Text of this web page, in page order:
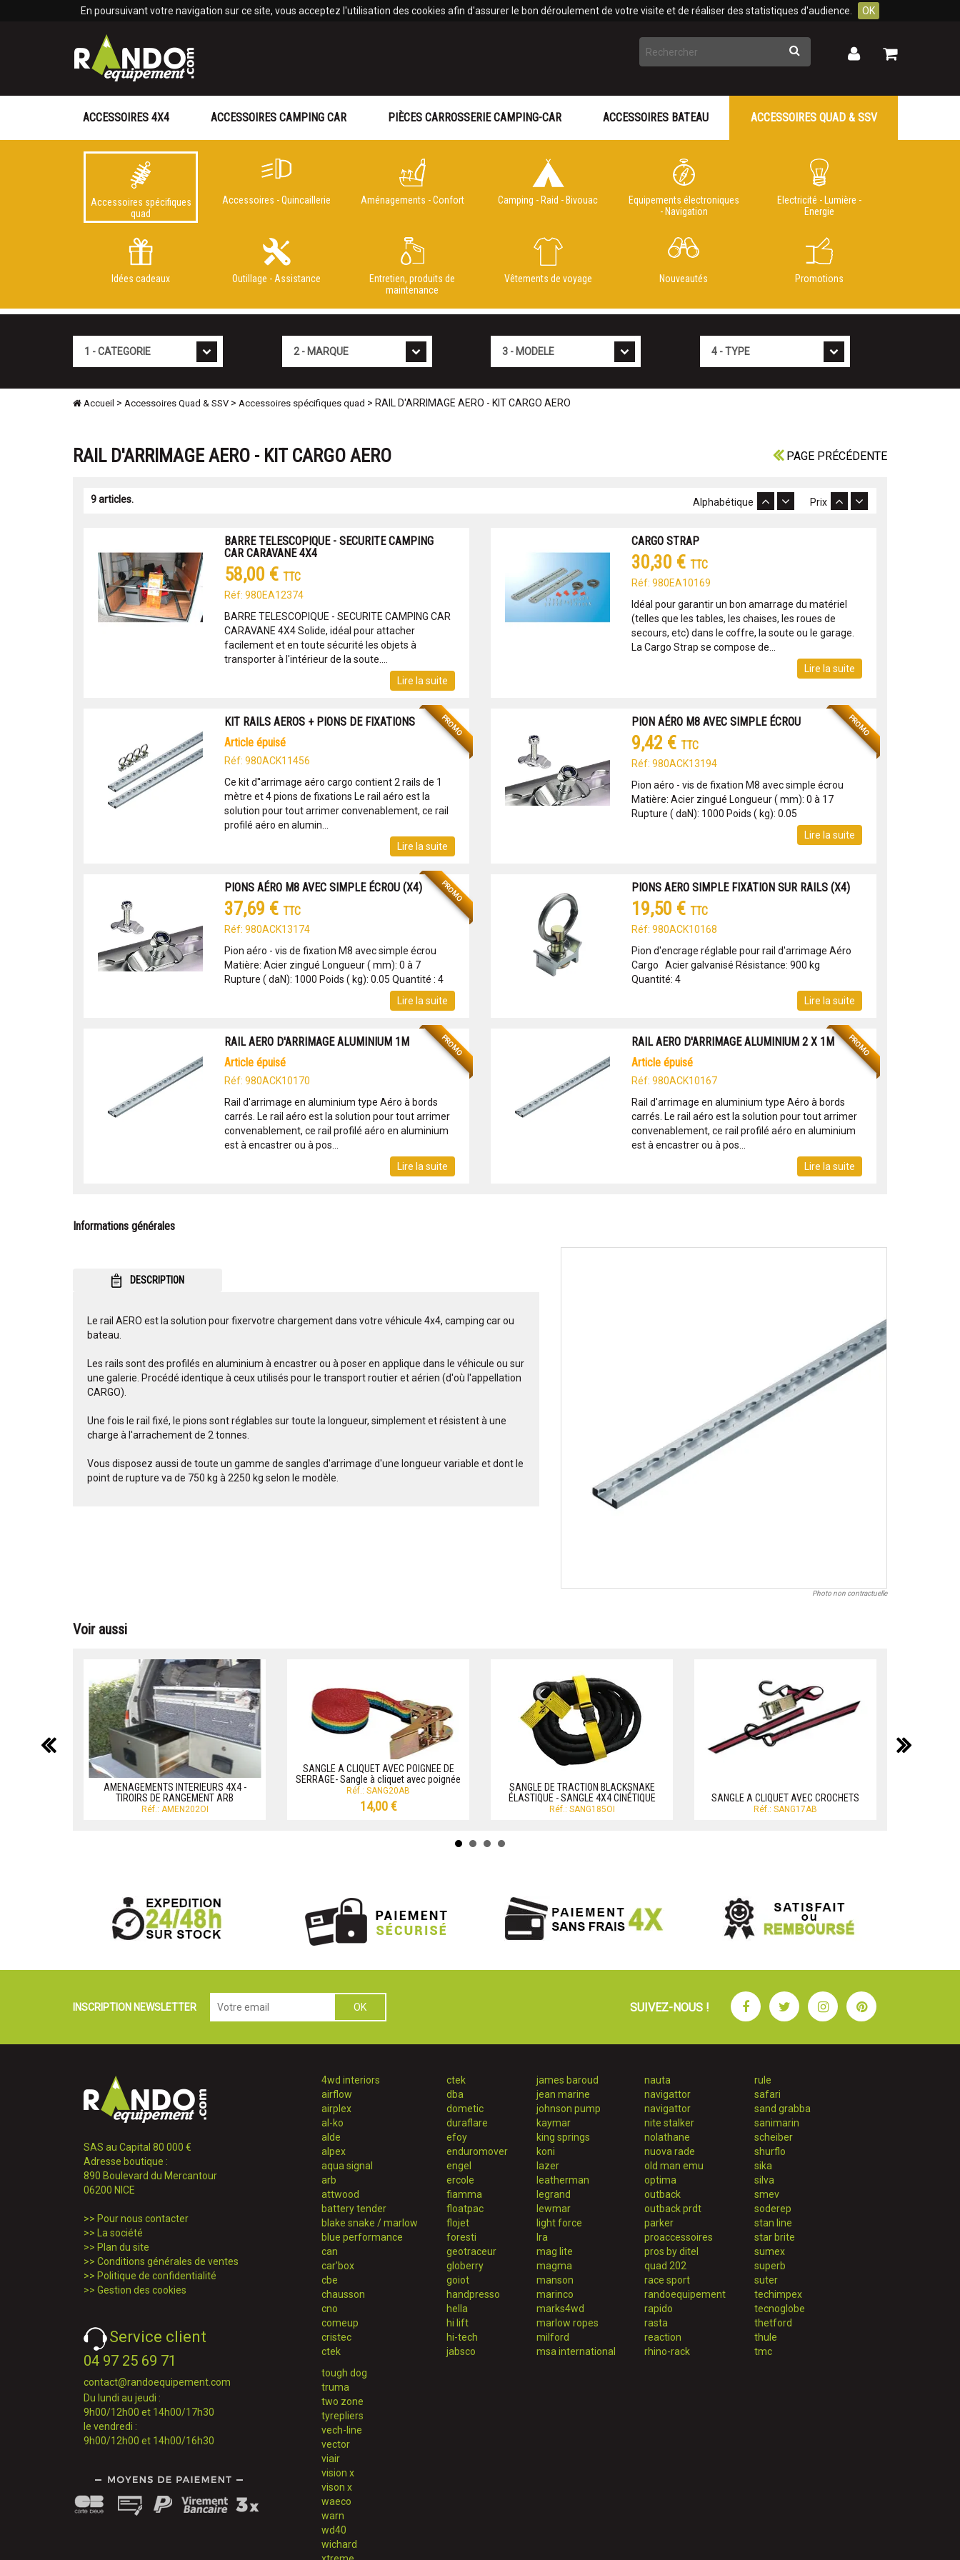
En poursuivant votre navigation sur ce site, vous acceptez l'utilisation des cookies afin d'assurer le bon déroulement de votre visite et de réaliser des statistiques d'audience. OK
Rechercher Mon
Mon
ACCESSOIRES 4X4 ACCESSOIRES CAMPING CAR PIÈCES CARROSSERIE CAMPING-CAR ACCESSOIRES BATEAU ACCESSOIRES QUAD & SSV
Accessoires spécifiques
quad
Accessoires - Quincaillerie Aménagements - Confort Camping - Raid - Bivouac
Equipements électroniques
- Navigation
Electricité - Lumière -
Energie
Idées cadeaux Outillage - Assistance
Entretien, produits de
maintenance
Vêtements de voyage Nouveautés Promotions
Accueil > Accessoires Quad & SSV > Accessoires spécifiques quad > RAIL D'ARRIMAGE AERO - KIT CARGO AERO
PAGE PRÉCÉDENTE
RAIL D'ARRIMAGE AERO - KIT CARGO AERO
9 articles. Prix
Alphabétique
BARRE TELESCOPIQUE - SECURITE CAMPING
CAR CARAVANE 4X4
58,00 € TTC
Réf: 980EA12374
BARRE TELESCOPIQUE - SECURITE CAMPING CAR
CARAVANE 4X4 Solide, idéal pour attacher
facilement et en toute sécurité les objets à
transporter à l'intérieur de la soute....
Lire la suite
CARGO STRAP
30,30 € TTC
Réf: 980EA10169
Idéal pour garantir un bon amarrage du matériel
(telles que les tables, les chaises, les roues de
secours, etc) dans le coffre, la soute ou le garage.
La Cargo Strap se compose de...
Lire la suite
PROMO
KIT RAILS AEROS + PIONS DE FIXATIONS
article épuisé
Réf: 980ACK11456
Ce kit d''arrimage aéro cargo contient 2 rails de 1
mètre et 4 pions de fixations Le rail aéro est la
solution pour tout arrimer convenablement, ce rail
profilé aéro en alumin...
Lire la suite
PROMO
PION AÉRO M8 AVEC SIMPLE ÉCROU
9,42 € TTC
Réf: 980ACK13194
Pion aéro - vis de fixation M8 avec simple écrou
Matière: Acier zingué Longueur ( mm): 0 à 17
Rupture ( daN): 1000 Poids ( kg): 0.05
Lire la suite
PROMO
PIONS AÉRO M8 AVEC SIMPLE ÉCROU (X4)
37,69 € TTC
Réf: 980ACK13174
Pion aéro - vis de fixation M8 avec simple écrou
Matière: Acier zingué Longueur ( mm): 0 à 7
Rupture ( daN): 1000 Poids ( kg): 0.05 Quantité : 4
Lire la suite
PIONS AERO SIMPLE FIXATION SUR RAILS (X4)
19,50 € TTC
Réf: 980ACK10168
Pion d'encrage réglable pour rail d'arrimage Aéro
Cargo Acier galvanisé Résistance: 900 kg
Quantité: 4
Lire la suite
PROMO
RAIL AERO D'ARRIMAGE ALUMINIUM 1M
article épuisé
Réf: 980ACK10170
Rail d'arrimage en aluminium type Aéro à bords
carrés. Le rail aéro est la solution pour tout arrimer
convenablement, ce rail profilé aéro en aluminium
est à encastrer ou à pos...
Lire la suite
PROMO
RAIL AERO D'ARRIMAGE ALUMINIUM 2 X 1M
article épuisé
Réf: 980ACK10167
Rail d'arrimage en aluminium type Aéro à bords
carrés. Le rail aéro est la solution pour tout arrimer
convenablement, ce rail profilé aéro en aluminium
est à encastrer ou à pos...
Lire la suite
Informations générales
DESCRIPTION
Le rail AERO est la solution pour fixervotre chargement dans votre véhicule 4x4, camping car ou
bateau.
Les rails sont des profilés en aluminium à encastrer ou à poser en applique dans le véhicule ou sur
une galerie. Procédé identique à ceux utilisés pour le transport routier et aérien (d'où l'appellation
CARGO).
Une fois le rail fixé, le pions sont réglables sur toute la longueur, simplement et résistent à une
charge à l'arrachement de 2 tonnes.
Vous disposez aussi de toute un gamme de sangles d'arrimage d'une longueur variable et dont le
point de rupture va de 750 kg à 2250 kg selon le modèle.
Photo non contractuelle
Voir aussi
AMENAGEMENTS INTERIEURS 4X4 -
TIROIRS DE RANGEMENT ARB
Réf.: AMEN202OI
SANGLE A CLIQUET AVEC POIGNEE DE
SERRAGE- Sangle à cliquet avec poignée
Réf.: SANG20AB
14,00 €
SANGLE DE TRACTION BLACKSNAKE
ÉLASTIQUE - SANGLE 4X4 CINÉTIQUE
Réf.: SANG185OI
SANGLE A CLIQUET AVEC CROCHETS
Réf.: SANG17AB
précédent
INSCRIPTION NEWSLETTER SUIVEZ-NOUS ! FacebookTwitterInstagramPinterest
SAS au Capital 80 000 €
Adresse boutique :
890 Boulevard du Mercantour
06200 NICE
>> Pour nous contacter
>> La société
>> Plan du site
>> Conditions générales de ventes
>> Politique de confidentialité
>> Gestion des cookies
Service client
04 97 25 69 71
contact@randoequipement.com
Du lundi au jeudi :
9h00/12h00 et 14h00/17h30
le vendredi :
9h00/12h00 et 14h00/16h30
4wd interiors
airflow
airplex
al-ko
alde
alpex
aqua signal
arb
attwood
battery tender
blake snake / marlow
blue performance
can
car'box
cbe
chausson
cno
comeup
cristec
ctek
ctek
dba
dometic
duraflare
efoy
enduromover
engel
ercole
fiamma
floatpac
flojet
foresti
geotraceur
globerry
goiot
handpresso
hella
hi lift
hi-tech
jabsco
james baroud
jean marine
johnson pump
kaymar
king springs
koni
lazer
leatherman
legrand
lewmar
light force
lra
mag lite
magma
manson
marinco
marks4wd
marlow ropes
milford
msa international
nauta
navigattor
navigattor
nite stalker
nolathane
nuova rade
old man emu
optima
outback
outback prdt
parker
proaccessoires
pros by ditel
quad 202
race sport
randoequipement
rapido
rasta
reaction
rhino-rack
rule
safari
sand grabba
sanimarin
scheiber
shurflo
sika
silva
smev
soderep
stan line
star brite
sumex
superb
suter
techimpex
tecnoglobe
thetford
thule
tmc
tough dog
truma
two zone
tyrepliers
vech-line
vector
viair
vision x
vison x
waeco
warn
wd40
wichard
Panneau de gestion des cookies